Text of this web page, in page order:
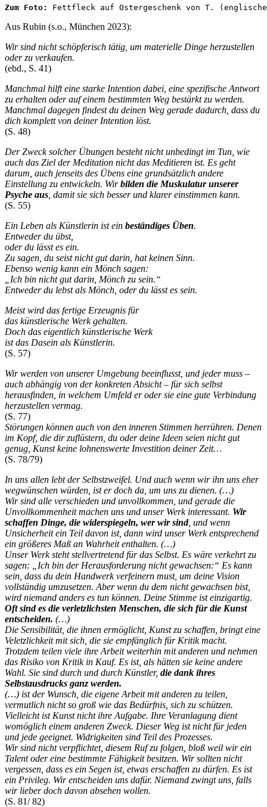
Zum Foto: Fettfleck auf Ostergeschenk von T.
Aus Rubin (s.o., München 2023):
Wir sind nicht schöpferisch tätig, um materielle Dinge herzustellen
oder zu verkaufen.
(ebd., S. 41)
Manchmal hilft eine starke Intention dabei, eine spezifische Antwort
zu erhalten oder auf einem bestimmten Weg bestärkt zu werden.
Manchmal dagegen findest du deinen Weg gerade dadurch, dass du
dich komplett von deiner Intention löst.
(S. 48)
Der Zweck solcher Übungen besteht nicht unbedingt im Tun, wie
auch das Ziel der Meditation nicht das Meditieren ist. Es geht
darum, auch jenseits des Übens eine grundsätzlich andere
Einstellung zu entwickeln. Wirbilden die Muskulatur unserer
Psyche aus , damit sie sich besser und klarer einstimmen kann.
(S. 55)
Ein Leben als Künstlerin ist ein beständiges Üben.
Entweder du übst,
oder du lässt es ein.
Zu sagen, du seist nicht gut darin, hat keinen Sinn.
Ebenso wenig kann ein Mönch sagen:
„Ich bin nicht gut darin, Mönch zu sein.“
Entweder du lebst als Mönch, oder du lässt es sein.
Meist wird das fertige Erzeugnis für
das künstlerische Werk gehalten.
Doch das eigentlich künstlerische Werk
ist das Dasein als Künstlerin.
(S. 57)
Wir werden von unserer Umgebung beeinflusst, und jeder muss –
auch abhängig von der konkreten Absicht – für sich selbst
herausfinden, in welchem Umfeld er oder sie eine gute Verbindung
herzustellen vermag.
(S. 77)
Störungen können auch von den inneren Stimmen herrühren. Denen
im Kopf, die dir zuflüstern, du oder deine Ideen seien nicht gut
genug, Kunst keine lohnenswerte Investition deiner Zeit…
(S. 78/79)
In uns allen lebt der Selbstzweifel. Und auch wenn wir ihn uns eher
wegwünschen würden, ist er doch da, um uns zu dienen. (…)
Wir sind alle verschieden und unvollkommen, und gerade die
Unvollkommenheit machen uns und unser Werk interessant. Wir
schaffen Dinge, die widerspiegeln, wer wir sind, und wenn
Unsicherheit ein Teil davon ist, dann wird unser Werk entsprechend
ein größeres Maß an Wahrheit enthalten. (…)
Unser Werk steht stellvertretend für das Selbst. Es wäre verkehrt zu
sagen: „Ich bin der Herausforderung nicht gewachsen:“ Es kann
sein, dass du dein Handwerk verfeinern must, um deine Vision
vollständig umzusetzen. Aber wenn du dem nicht gewachsen bist,
wird niemand anders es tun können. Deine Stimme ist einzigartig.
Oft sind es die verletzlichsten Menschen, die sich für die Kunst
entscheiden. (…)
Die Sensibilität, die ihnen ermöglicht, Kunst zu schaffen, bringt eine
Veletzlichkeit mit sich, die sie empfänglich für Kritik macht.
Trotzdem teilen viele ihre Arbeit weiterhin mit anderen und nehmen
das Risiko von Kritik in Kauf. Es ist, als hätten sie keine andere
Wahl. Sie sind durch und durch Künstler, die dank ihres
Selbstausdrucks ganz werden.
(…) ist der Wunsch, die eigene Arbeit mit anderen zu teilen,
vermutlich nicht so groß wie das Bedürfnis, sich zu schützen.
Vielleicht ist Kunst nicht ihre Aufgabe. Ihre Veranlagung dient
womöglich einem anderen Zweck. Dieser Weg ist nicht für jeden
und jede geeignet. Widrigkeiten sind Teil des Prozesses.
Wir sind nicht verpflichtet, diesem Ruf zu folgen, bloß weil wir ein
Talent oder eine bestimmte Fähigkeit besitzen. Wir sollten nicht
vergessen, dass es ein Segen ist, etwas erschaffen zu dürfen. Es ist
ein Privileg. Wir entscheiden uns dafür. Niemand zwingt uns, falls
wir lieber doch davon absehen wollen.
(S. 81/ 82)